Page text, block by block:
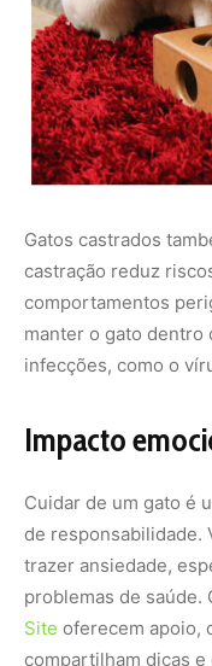
Gatos castrados
castração reduz
comportamentos
manter o gato dentro
infecções, como o
Impacto
Cuidar de um gato é
de responsabilidade.
trazer ansiedade,
problemas de saúde.
Site oferecem apoio,
compartilham dicas